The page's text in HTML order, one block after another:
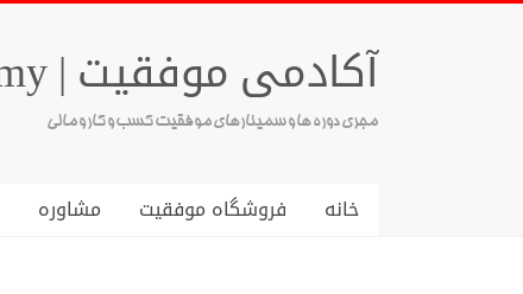
آکادمی موفقیت | Success Academy
مجری دوره ها و سمینارهای موفقیت کسب و کار و مالی
خانه فروشگاه موفقیت مشاوره